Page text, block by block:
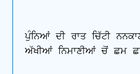
ਪੁੰਨਿਆਂ ਦੀ ਰਾਤ ਚਿੱਟੀ
ਅੱਖੀਆਂ ਨਿਮਾਣੀਆਂ ਚੋਂ ਛਮ